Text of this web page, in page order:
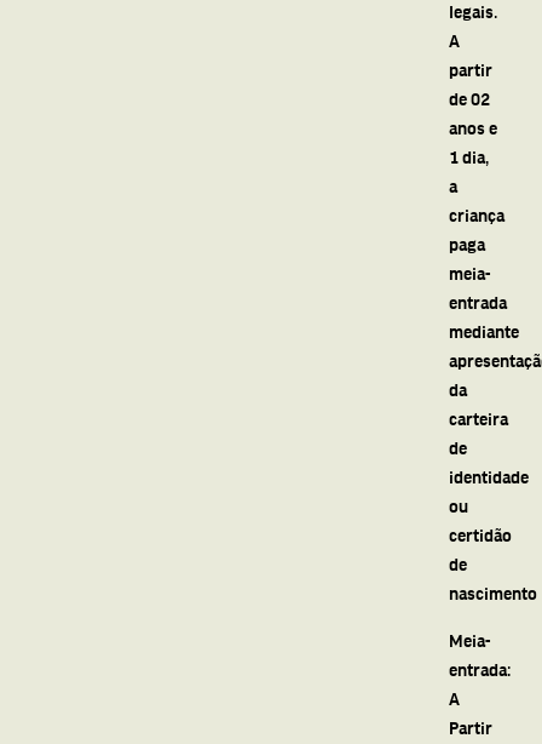
legais.
A
partir
de 02
anos e
1 dia,
a
criança
paga
meia-
entrada
mediante
da
carteira
de
identidade
ou
certidão
de
nascimento
Meia-
entrada:
A
Partir